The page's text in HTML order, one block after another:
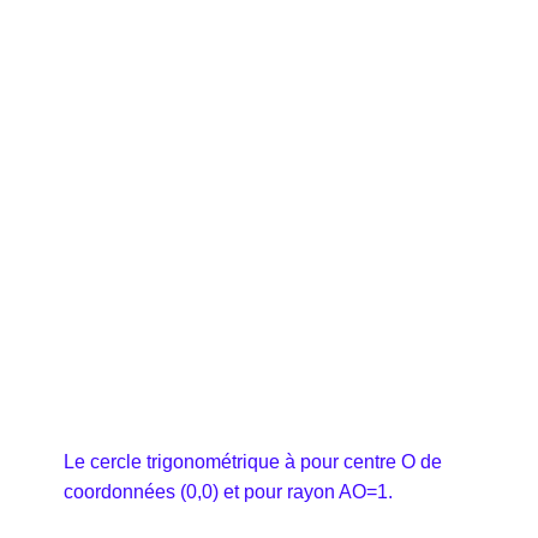
Le cercle trigonométrique à pour centre O de
coordonnées (0,0) et pour rayon AO=1.